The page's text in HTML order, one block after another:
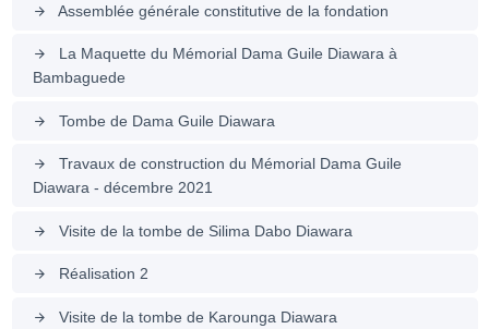
arrow_forward Assemblée générale constitutive de la fondation
arrow_forward
La Maquette du Mémorial Dama Guile Diawara à
Bambaguede
arrow_forward Tombe de Dama Guile Diawara
arrow_forward
Travaux de construction du Mémorial Dama Guile
Diawara - décembre 2021
arrow_forward Visite de la tombe de Silima Dabo Diawara
arrow_forward Réalisation 2
arrow_forward Visite de la tombe de Karounga Diawara